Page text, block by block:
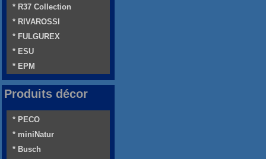
* R37 Collection
* RIVAROSSI
* FULGUREX
* ESU
* EPM
Produits décor
* PECO
* miniNatur
* Busch